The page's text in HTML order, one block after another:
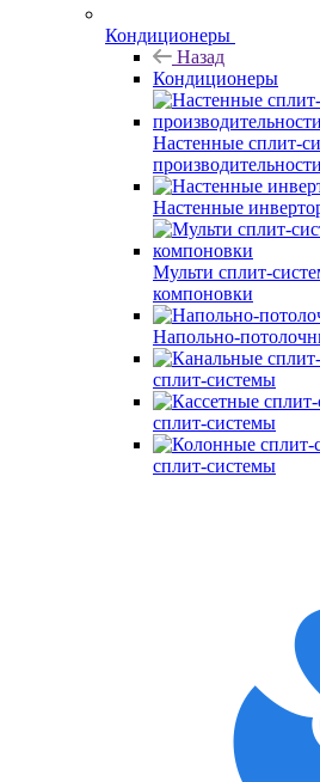
Кондиционеры
Назад
Кондиционеры
Настенные сплит-
производительности
Настенные
Мульти сплит-
компоновки
Напольно-
сплит-системы
сплит-системы
сплит-системы